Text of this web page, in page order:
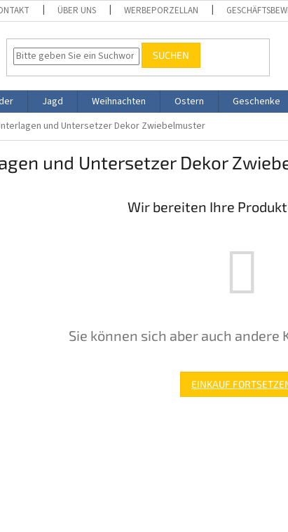
ÜBER UNS WERBEPORZELLAN
SUCHEN
Jagd Weihnachten Ostern Geschenke
und Untersetzer Dekor Zwiebelmuster
und Untersetzer Dekor
Wir bereiten Ihre
Sie können sich aber auch andere
EINKAUF